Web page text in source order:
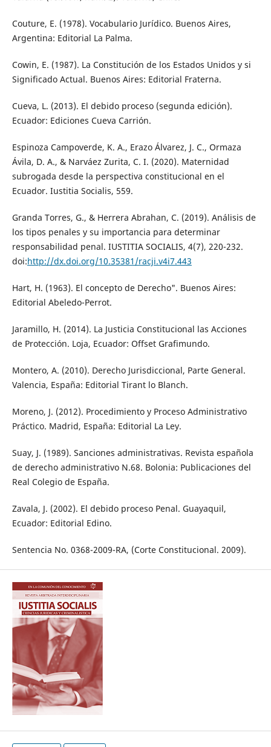
Couture, E. (1978). Vocabulario Jurídico. Buenos Aires,
Argentina: Editorial La Palma.
Cowin, E. (1987). La Constitución de los Estados Unidos y si
Significado Actual. Buenos Aires: Editorial Fraterna.
Cueva, L. (2013). El debido proceso (segunda edición).
Ecuador: Ediciones Cueva Carrión.
Espinoza Campoverde, K. A., Erazo Álvarez, J. C., Ormaza
Ávila, D. A., & Narváez Zurita, C. I. (2020). Maternidad
subrogada desde la perspectiva constitucional en el
Ecuador. Iustitia Socialis, 559.
Granda Torres, G., & Herrera Abrahan, C. (2019). Análisis de
los tipos penales y su importancia para determinar
responsabilidad penal. IUSTITIA SOCIALIS, 4(7), 220-232.
doi:http://dx.doi.org/10.35381/racji.v4i7.443
Hart, H. (1963). El concepto de Derecho". Buenos Aires:
Editorial Abeledo-Perrot.
Jaramillo, H. (2014). La Justicia Constitucional las Acciones
de Protección. Loja, Ecuador: Offset Grafimundo.
Montero, A. (2010). Derecho Jurisdiccional, Parte General.
Valencia, España: Editorial Tirant lo Blanch.
Moreno, J. (2012). Procedimiento y Proceso Administrativo
Práctico. Madrid, España: Editorial La Ley.
Suay, J. (1989). Sanciones administrativas. Revista española
de derecho administrativo N.68. Bolonia: Publicaciones del
Real Colegio de España.
Zavala, J. (2002). El debido proceso Penal. Guayaquil,
Ecuador: Editorial Edino.
Sentencia No. 0368-2009-RA, (Corte Constitucional. 2009).